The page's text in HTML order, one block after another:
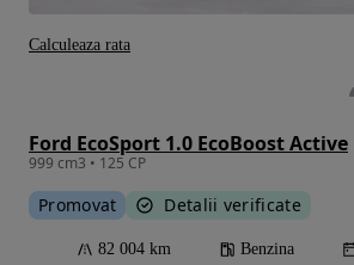
Ford EcoSport 1.0 EcoBoost Active
999 cm3 • 125 CP
Promovat Detalii verificate
82 004 km Benzina
Calculeaza rata